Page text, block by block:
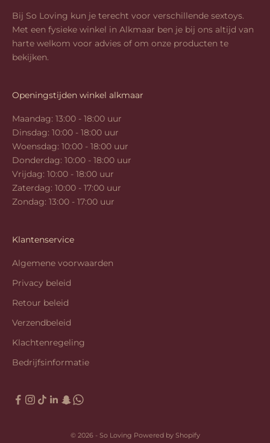
Bij So Loving kun je terecht voor verschillende sextoys.
Met een fysieke winkel in Alkmaar ben je bij ons altijd van
harte welkom voor advies of om onze producten te
bekijken.
Openingstijden winkel alkmaar
Maandag: 13:00 - 18:00 uur
Dinsdag: 10:00 - 18:00 uur
Woensdag: 10:00 - 18:00 uur
Donderdag: 10:00 - 18:00 uur
Vrijdag: 10:00 - 18:00 uur
Zaterdag: 10:00 - 17:00 uur
Zondag: 13:00 - 17:00 uur
Klantenservice
Algemene voorwaarden
Privacy beleid
Retour beleid
Verzendbeleid
Klachtenregeling
Bedrijfsinformatie
© 2026 - So Loving Powered by Shopify